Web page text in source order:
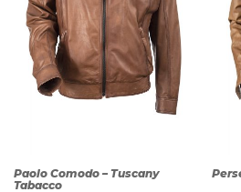
Paolo Comodo – Tuscany
Tabacco